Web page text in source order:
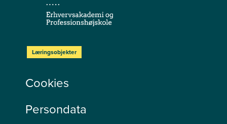
Læringsobjekter
Cookies
Persondata